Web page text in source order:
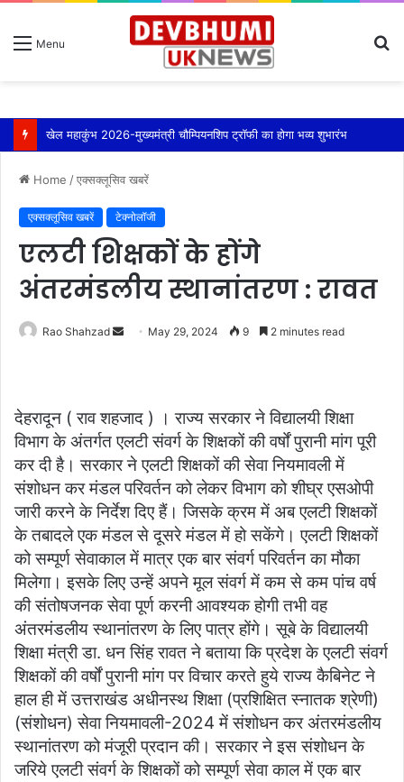
Menu
खेल महाकुंभ 2026-मुख्यमंत्री चौम्पियनशिप ट्रॉफी का होगा भव्य शुभारंभ
Home /एक्सक्लूसिव खबरें
एक्सक्लूसिव खबरें टेक्नोलॉजी
एलटी शिक्षकों के होंगे
अंतरमंडलीय स्थानांतरण : रावत
Rao Shahzad
Send May 29, 2024 9 2 minutes read
देहरादून ( राव शहजाद ) । राज्य सरकार ने विद्यालयी शिक्षा
विभाग के अंतर्गत एलटी संवर्ग के शिक्षकों की वर्षों पुरानी मांग पूरी
कर दी है। सरकार ने एलटी शिक्षकों की सेवा नियमावली में
संशोधन कर मंडल परिवर्तन को लेकर विभाग को शीघ्र एसओपी
जारी करने के निर्देश दिए हैं। जिसके क्रम में अब एलटी शिक्षकों
के तबादले एक मंडल से दूसरे मंडल में हो सकेंगे। एलटी शिक्षकों
को सम्पूर्ण सेवाकाल में मात्र एक बार संवर्ग परिवर्तन का मौका
मिलेगा। इसके लिए उन्हें अपने मूल संवर्ग में कम से कम पांच वर्ष
की संतोषजनक सेवा पूर्ण करनी आवश्यक होगी तभी वह
अंतरमंडलीय स्थानांतरण के लिए पात्र होंगे। सूबे के विद्यालयी
शिक्षा मंत्री डा. धन सिंह रावत ने बताया कि प्रदेश के एलटी संवर्ग
शिक्षकों की वर्षों पुरानी मांग पर विचार करते हुये राज्य कैबिनेट ने
हाल ही में उत्तराखंड अधीनस्थ शिक्षा (प्रशिक्षित स्नातक श्रेणी)
(संशोधन) सेवा नियमावली-2024 में संशोधन कर अंतरमंडलीय
स्थानांतरण को मंजूरी प्रदान की। सरकार ने इस संशोधन के
जरिये एलटी संवर्ग के शिक्षकों को सम्पूर्ण सेवा काल में एक बार